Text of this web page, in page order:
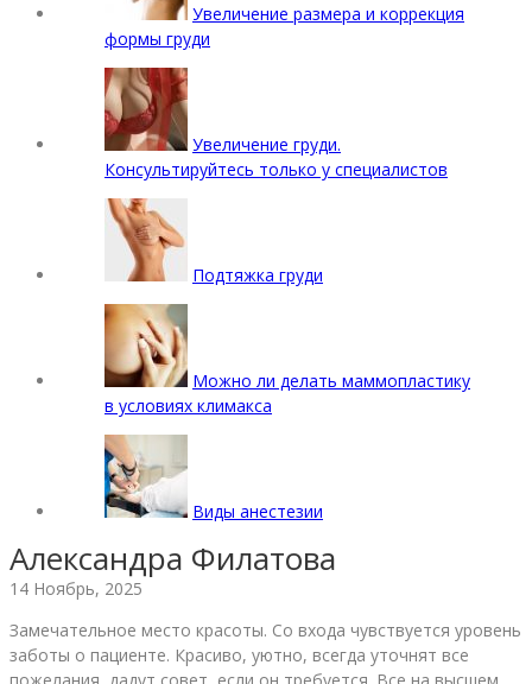
Увеличение размера и коррекция
формы груди
Увеличение груди.
Консультируйтесь только у специалистов
Подтяжка груди
Можно ли делать маммопластику
в условиях климакса
Виды анестезии
Александра Филатова
14 Ноябрь, 2025
Замечательное место красоты. Со входа чувствуется уровень
заботы о пациенте. Красиво, уютно, всегда уточнят все